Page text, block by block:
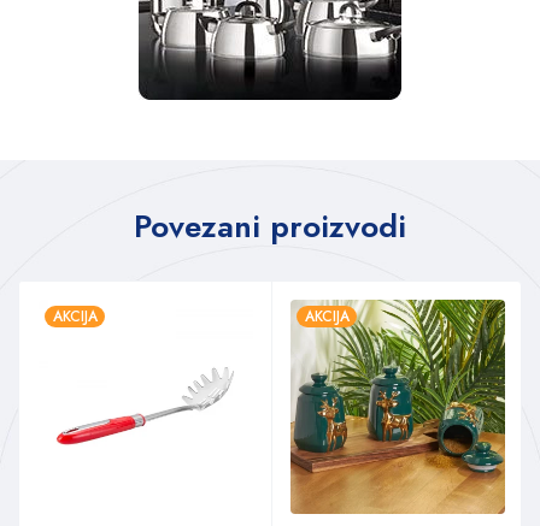
Povezani proizvodi
AKCIJA AKCIJA